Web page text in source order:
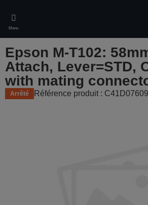
main
content
Menu
Epson M-T102:
Attach, Lever=STD,
with mating
Arrêté Référence produit :